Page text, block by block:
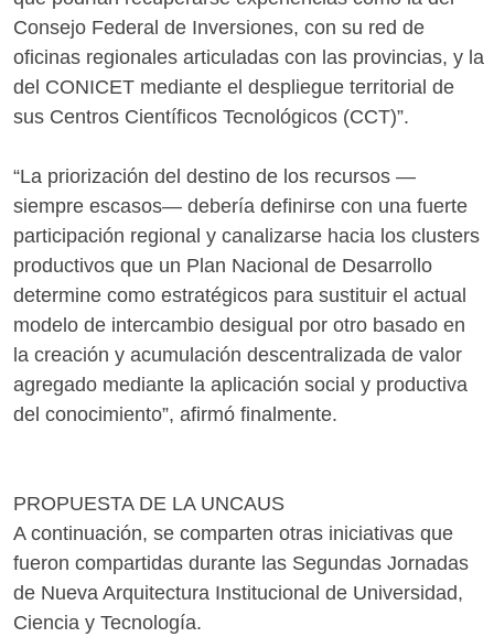
Consejo Federal de Inversiones, con su red de
oficinas regionales articuladas con las provincias, y la
del CONICET mediante el despliegue territorial de
sus Centros Científicos Tecnológicos (CCT)”.
“La priorización del destino de los recursos —
siempre escasos— debería definirse con una fuerte
participación regional y canalizarse hacia los clusters
productivos que un Plan Nacional de Desarrollo
determine como estratégicos para sustituir el actual
modelo de intercambio desigual por otro basado en
la creación y acumulación descentralizada de valor
agregado mediante la aplicación social y productiva
del conocimiento”, afirmó finalmente.
PROPUESTA DE LA UNCAUS
A continuación, se comparten otras iniciativas que
fueron compartidas durante las Segundas Jornadas
de Nueva Arquitectura Institucional de Universidad,
Ciencia y Tecnología.